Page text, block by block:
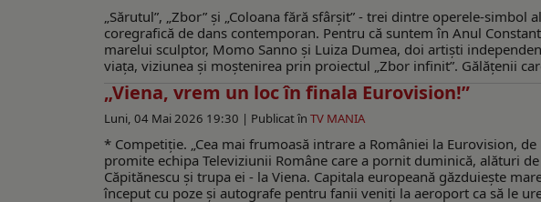
„Sărutul”, „Zbor” şi „Coloana fără sfârșit” - trei dintre operele-
coregrafică de dans contemporan. Pentru că suntem în Anul
marelui sculptor, Momo Sanno și Luiza Dumea, doi artiști
viața, viziunea și moștenirea prin proiectul „Zbor infinit”. Gălățenii
„Viena, vrem un loc în finala Eurovision!”
Luni, 04 Mai 2026 19:30 | Publicat în TV MANIA
* Competiție. „Cea mai frumoasă intrare a României la Eurovision,
promite echipa Televiziunii Române care a pornit duminică, alături
Căpitănescu și trupa ei - la Viena. Capitala europeană găzduiește
început cu poze și autografe pentru fanii veniți la aeroport ca să le